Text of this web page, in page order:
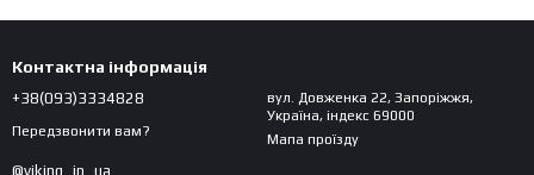
Контактна інформація
+38(093)3334828
Передзвонити вам?
@viking_in_ua
вул. Довженка 22, Запоріжжя,
Україна, індекс 69000
Мапа проїзду